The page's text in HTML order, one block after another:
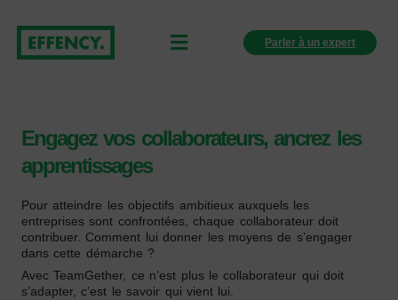
Parler à un expert
Engagez vos collaborateurs, ancrez les
apprentissages
Pour atteindre les objectifs ambitieux auxquels les
entreprises sont confrontées, chaque collaborateur doit
contribuer. Comment lui donner les moyens de s’engager
dans cette démarche ?
Avec TeamGether, ce n’est plus le collaborateur qui doit
s’adapter, c’est le savoir qui vient lui.
Vous êtes en charge du
change ?